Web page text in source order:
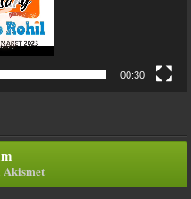
00:30
Akismet